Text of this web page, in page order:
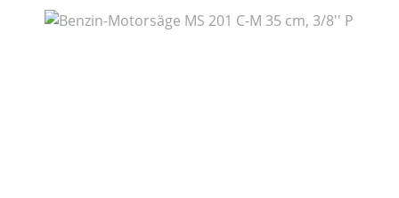
Bildergalerie überspringen